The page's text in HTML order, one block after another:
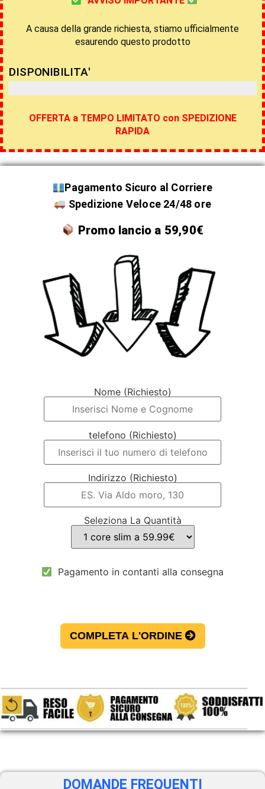
A causa della grande richiesta, stiamo ufficialmente
esaurendo questo prodotto
DISPONIBILITA'
OFFERTA a TEMPO LIMITATO con SPEDIZIONE
RAPIDA
Pagamento Sicuro al Corriere
Spedizione Veloce 24/48 ore
Promo lancio a 59,90€
Nome (Richiesto)
telefono (Richiesto)
Indirizzo (Richiesto)
Seleziona La Quantità
Pagamento in contanti alla consegna
COMPLETA L'ORDINE
DOMANDE FREQUENTI